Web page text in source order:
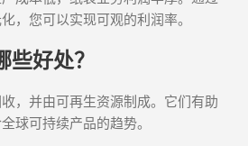
，您可以实现可观的利润率。
好处？
，并由可再生资源制成。它们有助
球可持续产品的趋势。